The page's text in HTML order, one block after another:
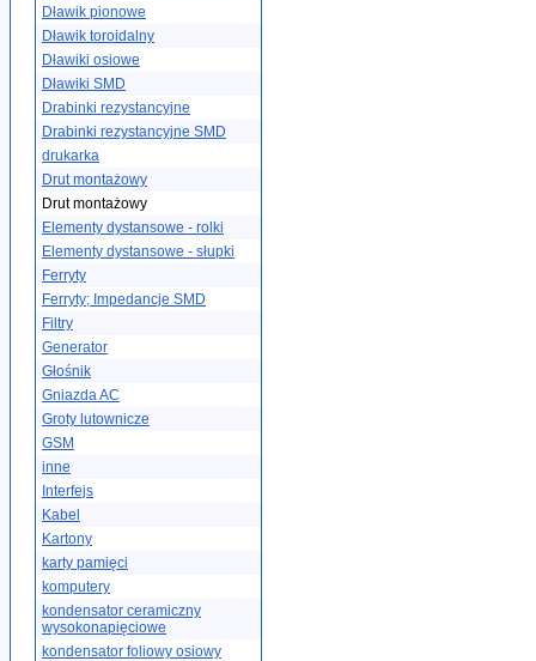
Dławik pionowe
Dławik toroidalny
Dławiki osiowe
Dławiki SMD
Drabinki rezystancyjne
Drabinki rezystancyjne SMD
drukarka
Drut montażowy
Drut montażowy
Elementy dystansowe - rolki
Elementy dystansowe - słupki
Ferryty
Ferryty; Impedancje SMD
Filtry
Generator
Głośnik
Gniazda AC
Groty lutownicze
GSM
inne
Interfejs
Kabel
Kartony
karty pamięci
komputery
kondensator ceramiczny
wysokonapięciowe
kondensator foliowy osiowy